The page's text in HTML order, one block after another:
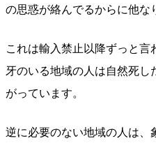
の思惑が絡んでるからに他な
これは輸入禁止以降ずっと言
牙のいる地域の人は自然死し
がっています。
逆に必要のない地域の人は、